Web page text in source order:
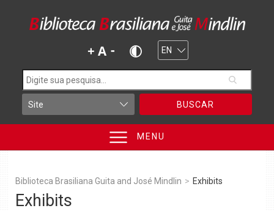
BUSCAR
MENU
Biblioteca Brasiliana Guita and José Mindlin > Exhibits
Exhibits